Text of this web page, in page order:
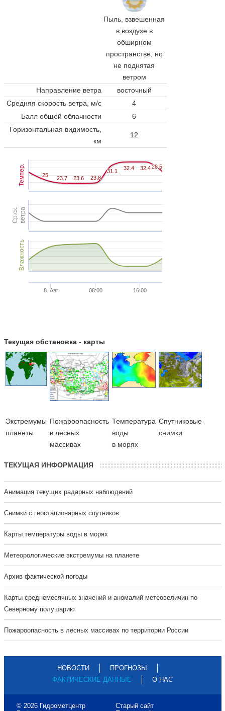
Пыль, взвешенная
в воздухе в
обширном
пространстве, но
не поднятая
ветром
Направление ветра
восточный
Средняя скорость ветра, м/с
4
Балл общей облачности
6
Горизонтальная видимость,
км
12
Темпер.
Ср.ск.ветра
Влажность
25
25 23.7
23.7 23.6
23.6 23.8
23.8
31.1
31.1 32.4
32.4 32.4
32.428.5
28.5
8. Авг 08:00 16:00
Текущая обстановка - карты
Экстремумы
планеты
Пожароопасность
в лесных
массивах
Температура
воды
в морях
Cпутниковые
снимки
ТЕКУЩАЯ ИНФОРМАЦИЯ
Анимация текущих радарных наблюдений
Cнимки с геостационарных спутников
Карты температуры воды в морях
Метеорологические экстремумы на планете
Архив фактической погоды
Карты среднемесячных значений и аномалий метеовеличин по
Северному полушарию
Пожароопасность в лесных массивах по территории России
НОВОСТИ
ПРОГНОЗЫ
ФАКТИЧЕСКИЕ ДАННЫЕ
О НАС
© 2026 Гидрометцентр
Старый сайт